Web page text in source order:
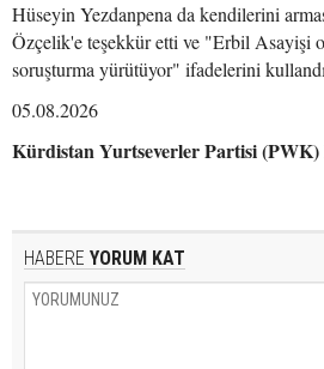
Hüseyin Yezdanpena da kendilerini
Özçelik'e teşekkür etti ve "Erbil Asayişi
soruşturma yürütüyor" ifadelerini
05.08.2026
Kürdistan Yurtseverler Partisi (PWK)
HABERE YORUM KAT